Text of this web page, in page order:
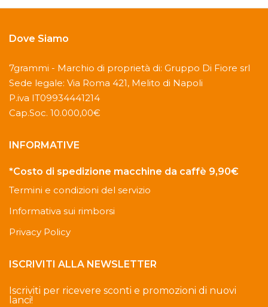
Dove Siamo
7grammi - Marchio di proprietà di: Gruppo Di Fiore srl
Sede legale: Via Roma 421, Melito di Napoli
P.iva IT09934441214
Cap.Soc. 10.000,00€
INFORMATIVE
*Costo di spedizione macchine da caffè 9,90€
Termini e condizioni del servizio
Informativa sui rimborsi
Privacy Policy
ISCRIVITI ALLA NEWSLETTER
Iscriviti per ricevere sconti e promozioni di nuovi
lanci!